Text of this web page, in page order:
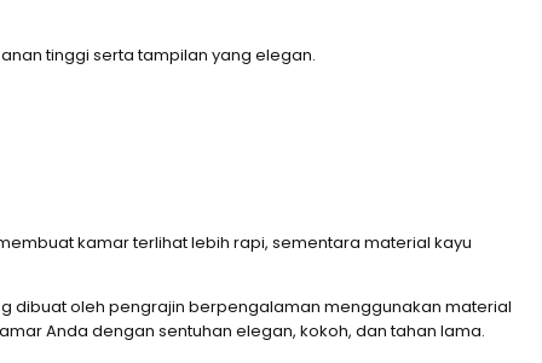
tinggi serta tampilan yang elegan.
kamar terlihat lebih rapi, sementara material kayu
dibuat oleh pengrajin berpengalaman menggunakan material
Anda dengan sentuhan elegan, kokoh, dan tahan lama.